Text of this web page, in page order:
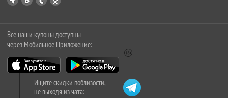
Все наши купоны доступны
через Мобильное Приложение:
Ищите скидки поблизости,
не выходя из чата: